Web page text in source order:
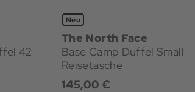
42
Neu
The North Face
Base Camp Duffel Small
Reisetasche
145,00 €